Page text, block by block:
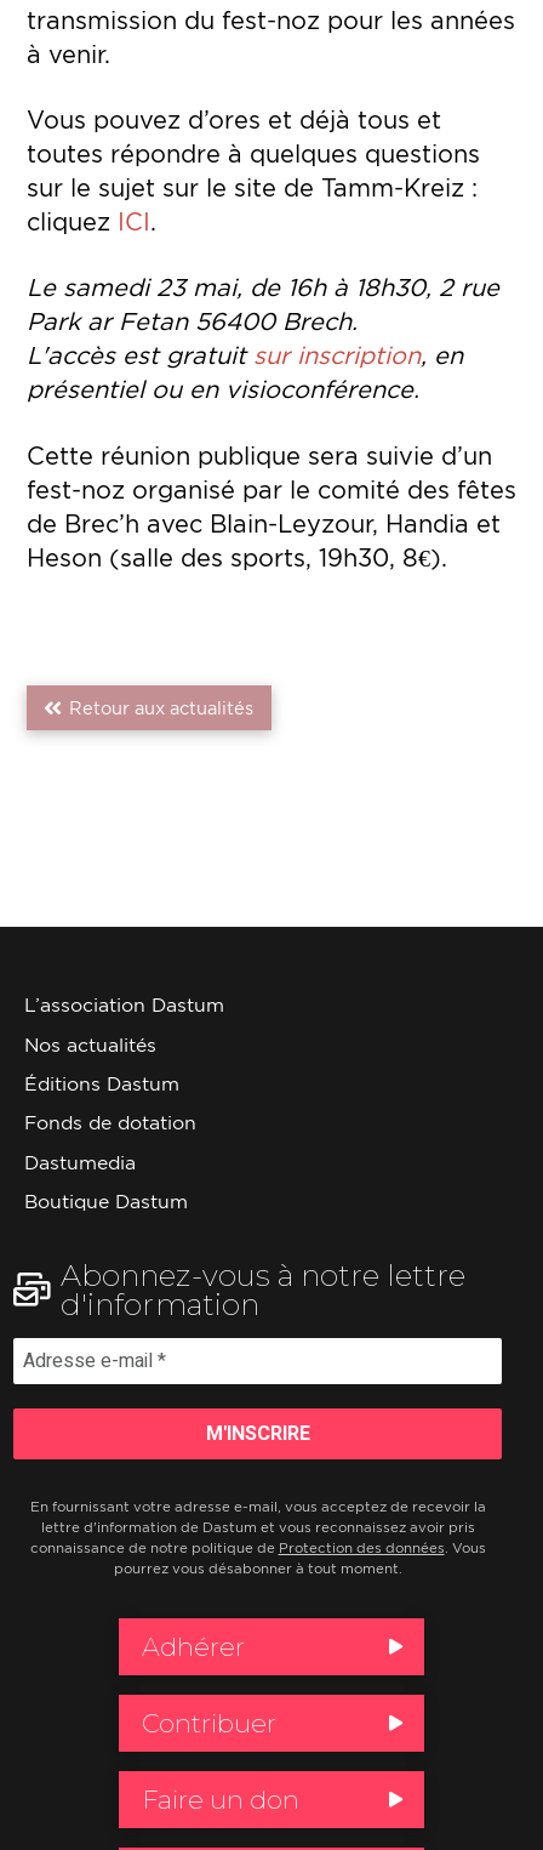
transmission du fest-noz pour les années
à venir.
Vous pouvez d’ores et déjà tous et
toutes répondre à quelques questions
sur le sujet sur le site de Tamm-Kreiz :
cliquez
ICI .
Le samedi 23 mai, de 16h à 18h30, 2 rue
Park ar Fetan 56400 Brech.
L'accès est gratuit sur inscription, en
présentiel ou en visioconférence.
Cette réunion publique sera suivie d’un
fest-noz organisé par le comité des fêtes
de Brec’h avec Blain-Leyzour, Handia et
Heson (salle des sports, 19h30, 8€).
Retour aux actualités
L’association Dastum
Nos actualités
Éditions Dastum
Fonds de dotation
Dastumedia
Boutique Dastum
Abonnez-vous à notre lettre
d'information
En fournissant votre adresse e-mail, vous acceptez de recevoir la
lettre d'information de Dastum et vous reconnaissez avoir pris
connaissance de notre politique de Protection des données . Vous
pourrez vous désabonner à tout moment.
Adhérer
Contribuer
Faire un don